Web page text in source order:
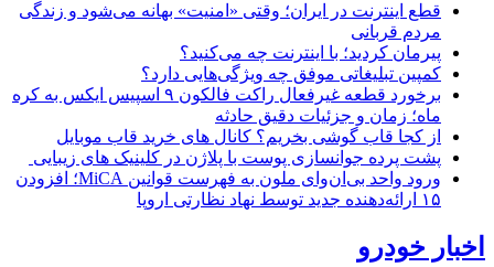
قطع اینترنت در ایران؛ وقتی «امنیت» بهانه می‌شود و زندگی
مردم قربانی
پیرمان کردید؛ با اینترنت چه می‌کنید؟
کمپین تبلیغاتی موفق چه ویژگی‌هایی دارد؟
برخورد قطعه غیرفعال راکت فالکون ۹ اسپیس ایکس به کره
ماه؛ زمان و جزئیات دقیق حادثه
از کجا قاب گوشی بخریم؟ کانال های خرید قاب موبایل
پشت پرده جوانسازی پوست با پلاژن در کلینیک های زیبایی
ورود واحد بی‌ان‌وای ملون به فهرست قوانین MiCA؛ افزودن
۱۵ ارائه‌دهنده جدید توسط نهاد نظارتی اروپا
اخبار خودرو